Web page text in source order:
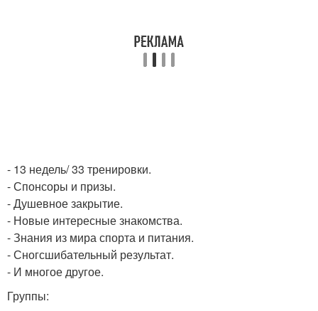
- 13 недель/ 33 тренировки.
- Спонсоры и призы.
- Душевное закрытие.
- Новые интересные знакомства.
- Знания из мира спорта и питания.
- Сногсшибательный результат.
- И многое другое.
Группы: